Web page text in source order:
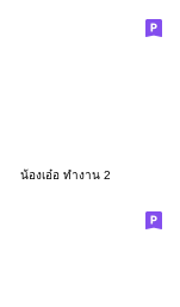
น้องเอ๋อ ทำงาน 2